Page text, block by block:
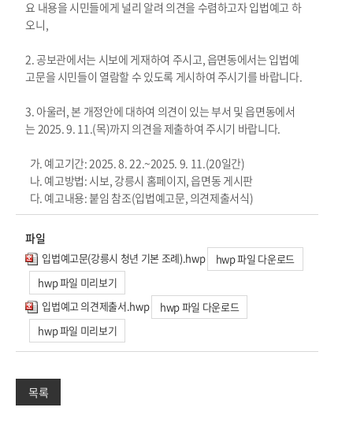
요 내용을 시민들에게 널리 알려 의견을 수렴하고자 입법예고 하
오니,
2. 공보관에서는 시보에 게재하여 주시고, 읍면동에서는 입법예
고문을 시민들이 열람할 수 있도록 게시하여 주시기를 바랍니다.
3. 아울러, 본 개정안에 대하여 의견이 있는 부서 및 읍면동에서
는 2025. 9. 11.(목)까지 의견을 제출하여 주시기 바랍니다.
가. 예고기간: 2025. 8. 22.~2025. 9. 11.(20일간)
나. 예고방법: 시보, 강릉시 홈페이지, 읍면동 게시판
다. 예고내용: 붙임 참조(입법예고문, 의견제출서식)
파일
입법예고문(강릉시 청년 기본 조례).hwp
hwp 파일 다운로드
hwp 파일 미리보기
입법예고 의견제출서.hwp
hwp 파일 다운로드
hwp 파일 미리보기
목록